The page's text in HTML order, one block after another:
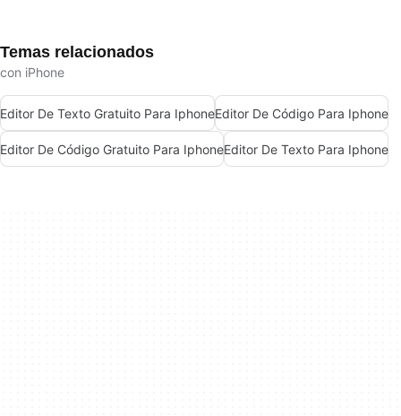
Temas relacionados
con iPhone
Editor De Texto Gratuito Para IphoneEditor De Código Para Iphone
Editor De Código Gratuito Para IphoneEditor De Texto Para Iphone